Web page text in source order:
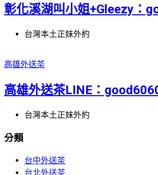
彰化溪湖叫小姐+Gleezy：
台灣本土正妹外約
高雄外送茶
高雄外送茶LINE：
台灣本土正妹外約
分類
台中外送茶
台北外送茶